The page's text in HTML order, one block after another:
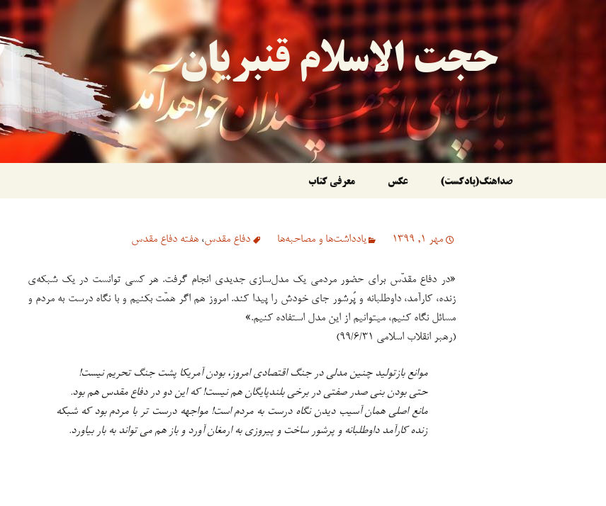
حجت الاسلام قنبریان
رفتن
نوشته‌ها
صداهنگ(پادکست) عکس معرفی کتاب
مهر 1, 1399 یادداشت‌ها و مصاحبه‌ها دفاع مقدس، هفته دفاع مقدس
«در دفاع مقدّس برای حضور مردمی یک مدل‌سازی جدیدی انجام گرفت. هر کسی توانست در یک شبکه‌ی
زنده، کارآمد، داوطلبانه و پُرشور جای خودش را پیدا کند. امروز هم اگر همّت بکنیم و با نگاه درست به مردم و
مسائل نگاه کنیم، میتوانیم از این مدل استفاده کنیم.»
(رهبر انقلاب اسلامی ۹۹/۶/۳۱)
موانع بازتولید چنین مدلی در جنگ اقتصادی امروز، بودن آمریکا پشت جنگ تحریم نیست!
حتی بودن بنی صدر صفتی در برخی بلندپایگان هم نیست! که این دو در دفاع مقدس هم بود.
مانع اصلی همان آسیب دیدن نگاه درست به مردم است! مواجهه درست تر با مردم بود که شبکه
زنده کارآمد داوطلبانه و پرشور ساخت و پیروزی به ارمغان آورد و باز هم می تواند به بار بیاورد.